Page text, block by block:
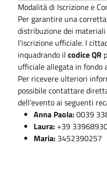
Modalità di Iscrizione e
Per garantire una
distribuzione dei
l'iscrizione ufficiale. I
inquadrando il codice QR
ufficiale allegata in fondo
Per ricevere ulteriori
possibile contattare
dell'evento ai seguenti
Anna Paola:0039
Laura: +39
Maria: 3452390257